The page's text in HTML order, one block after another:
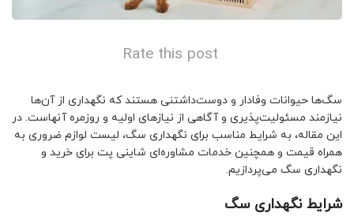
Rate this post
سگ‌ها حیوانات وفادار و دوست‌داشتنی هستند که نگهداری از آن‌ها
نیازمند مسئولیت‌پذیری و آگاهی از نیازهای اولیه و روزمره آنهاست. در
این مقاله، به شرایط مناسب برای نگهداری سگ، لیست لوازم ضروری به
همراه قیمت و همچنین خدمات مشاوره‌ای شاینی پت برای خرید و
نگهداری سگ می‌پردازیم.
شرایط نگهداری سگ